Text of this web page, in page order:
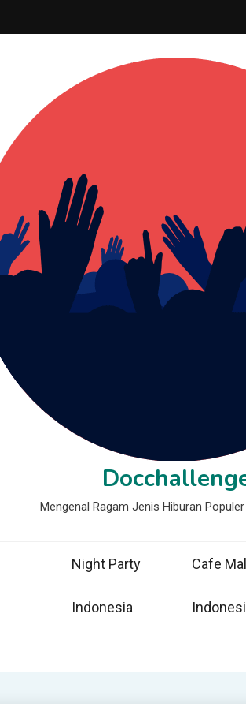
Mengenal Ragam Jenis Hiburan
Night Party
Indonesia
Cafe